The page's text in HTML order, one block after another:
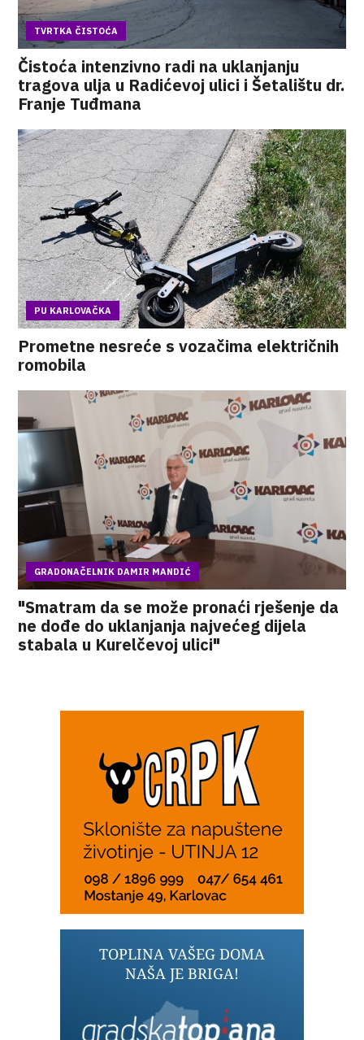
TVRTKA ČISTOĆA
Čistoća intenzivno radi na uklanjanju
tragova ulja u Radićevoj ulici i Šetalištu dr.
Franje Tuđmana
PU KARLOVAČKA
Prometne nesreće s vozačima električnih
romobila
GRADONAČELNIK DAMIR MANDIĆ
"Smatram da se može pronaći rješenje da
ne dođe do uklanjanja najvećeg dijela
stabala u Kurelčevoj ulici"